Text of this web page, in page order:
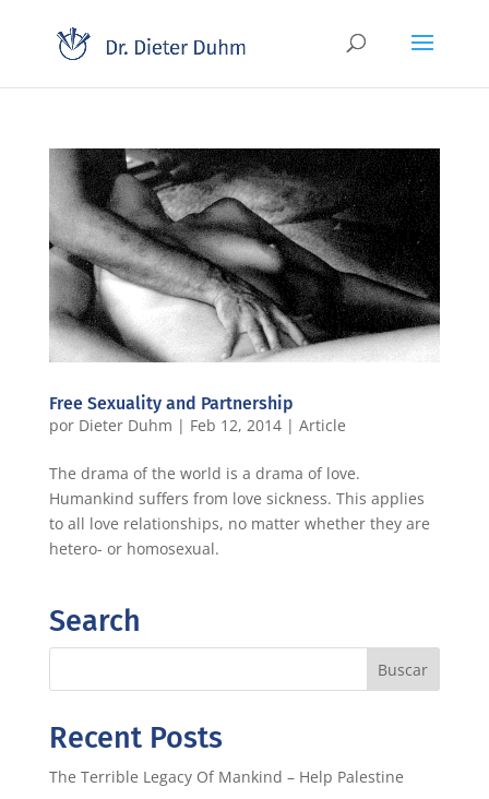
Free Sexuality and Partnership
por Dieter Duhm | Feb 12, 2014| Article
The drama of the world is a drama of love.
Humankind suffers from love sickness. This applies
to all love relationships, no matter whether they are
hetero- or homosexual.
Search
Recent Posts
The Terrible Legacy Of Mankind – Help Palestine